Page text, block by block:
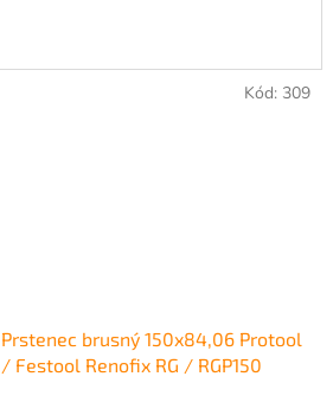
Prstenec brusný 150x84,06 Protool
/ Festool Renofix RG / RGP150
Kód: 309